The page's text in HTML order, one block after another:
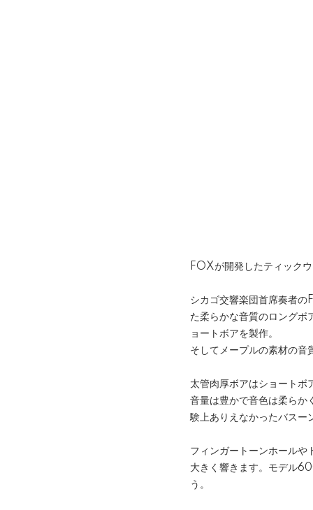
FOXが開発したティック
シカゴ交響楽団首席奏者
た柔らかな音質のロングボ
ョートボアを製作。
そしてメープルの素材の
太管肉厚ボアはショートボ
音量は豊かで音色は柔らか
験上ありえなかったバスー
フィンガートーンホールや
大きく響きます。モデル
う。